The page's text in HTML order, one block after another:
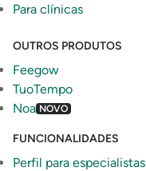
Para clínicas
OUTROS PRODUTOS
Feegow
TuoTempo
Noa NOVO
FUNCIONALIDADES
Perfil para especialistas